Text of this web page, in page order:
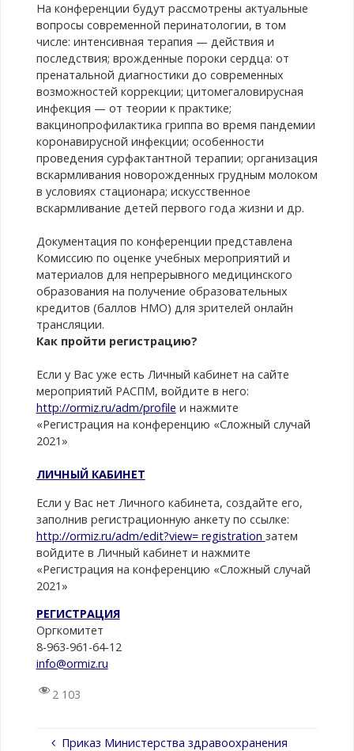
На конференции будут рассмотрены актуальные
вопросы современной перинатологии, в том
числе: интенсивная терапия — действия и
последствия; врожденные пороки сердца: от
пренатальной диагностики до современных
возможностей коррекции; цитомегаловирусная
инфекция — от теории к практике;
вакцинопрофилактика гриппа во время пандемии
коронавирусной инфекции; особенности
проведения сурфактантной терапии; организация
вскармливания новорожденных грудным молоком
в условиях стационара; искусственное
вскармливание детей первого года жизни и др.
Документация по конференции представлена
Комиссию по оценке учебных мероприятий и
материалов для непрерывного медицинского
образования на получение образовательных
кредитов (баллов НМО) для зрителей онлайн
трансляции.
Как пройти регистрацию?
Если у Вас уже есть Личный кабинет на сайте
мероприятий РАСПМ, войдите в него:
http://ormiz.ru/adm/profile и нажмите
«Регистрация на конференцию «Сложный случай
2021»
ЛИЧНЫЙ КАБИНЕТ
Если у Вас нет Личного кабинета, создайте его,
заполнив регистрационную анкету по ссылке:
http://ormiz.ru/adm/edit?view= registration затем
войдите в Личный кабинет и нажмите
«Регистрация на конференцию «Сложный случай
2021»
РЕГИСТРАЦИЯ
Оргкомитет
8-963-961-64-12
info@ormiz.ru
2 103
Приказ Министерства здравоохранения